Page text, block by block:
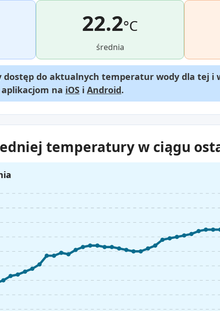
22.2°C
średnia
dostęp do aktualnych temperatur wody dla tej i
na iOS i Android.
temperatury w ciągu